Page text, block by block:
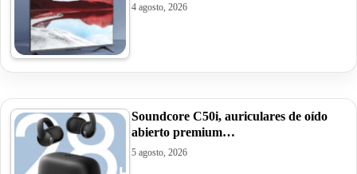
4 agosto, 2026
Soundcore C50i, auriculares de oído
abierto premium…
5 agosto, 2026